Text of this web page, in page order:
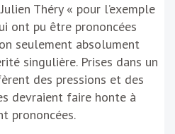
Théry « pour l’exemple
ont pu être prononcées
seulement absolument
singulière. Prises dans un
des pressions et des
devraient faire honte à
prononcées.